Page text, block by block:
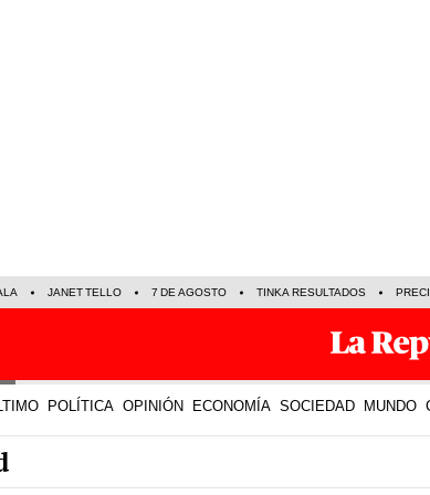
JANET TELLO 7 DE AGOSTO TINKA RESULTADOS
POLÍTICA OPINIÓN ECONOMÍA SOCIEDAD MUNDO